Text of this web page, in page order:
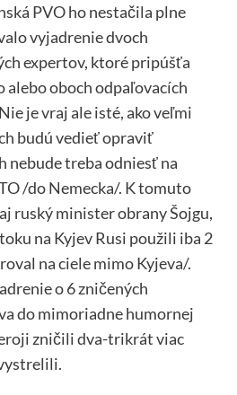
PVO ho nestačila plne
vyjadrenie dvoch
expertov, ktoré pripúšťa
alebo oboch odpaľovacích
je vraj ale isté, ako veľmi
budú vedieť opraviť
nebude treba odniesť na
/do Nemecka/. K tomuto
ruský minister obrany Šojgu,
na Kyjev Rusi použili iba 2
na ciele mimo Kyjeva/.
o 6 zničených
do mimoriadne humornej
zničili dva-trikrát viac